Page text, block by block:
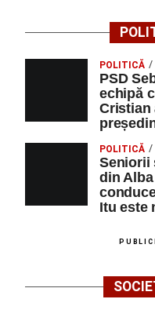
POLITICĂ
PSD
echipă
Cristian
POLITICĂ
Seniorii
din
Itu este